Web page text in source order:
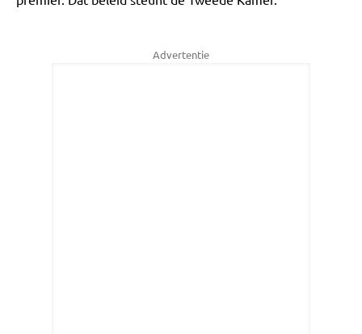
Advertentie